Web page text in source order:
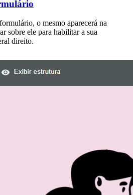
o mesmo aparecerá na
sobre ele para habilitar a sua
direito.